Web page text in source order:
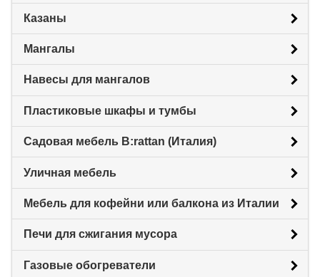
Казаны
Мангалы
Навесы для мангалов
Пластиковые шкафы и тумбы
Садовая мебель B:rattan (Италия)
Уличная мебель
Мебель для кофейни или балкона из Италии
Печи для сжигания мусора
Газовые обогреватели